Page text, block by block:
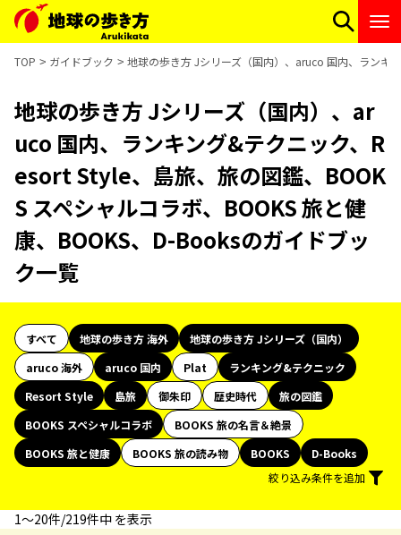
TOP ガイドブック 地球の歩き方 Jシリーズ（国内）、aruco 国内、ランキ
地球の歩き方 Jシリーズ（国内）、ar
uco 国内、ランキング&テクニック、R
esort Style、島旅、旅の図鑑、BOOK
S スペシャルコラボ、BOOKS 旅と健
康、BOOKS、D-Booksのガイドブッ
ク一覧
すべて 地球の歩き方 海外
地球の歩き方 Jシリーズ（国内）
aruco 海外
aruco 国内 Plat
ランキング&テクニック
Resort Style
島旅 御朱印 歴史時代
旅の図鑑
BOOKS スペシャルコラボ
BOOKS 旅の名言＆絶景
BOOKS 旅と健康
BOOKS 旅の読み物 BOOKS
D-Books
絞り込み条件を追加
1〜20件/219件中 を表示